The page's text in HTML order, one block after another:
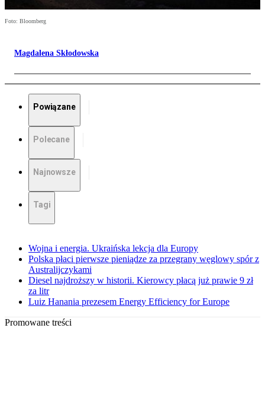
Foto: Bloomberg
Magdalena Skłodowska
Powiązane
Polecane
Najnowsze
Tagi
Wojna i energia. Ukraińska lekcja dla Europy
Polska płaci pierwsze pieniądze za przegrany węglowy spór z
Australijczykami
Diesel najdroższy w historii. Kierowcy płacą już prawie 9 zł
za litr
Luiz Hanania prezesem Energy Efficiency for Europe
Promowane treści